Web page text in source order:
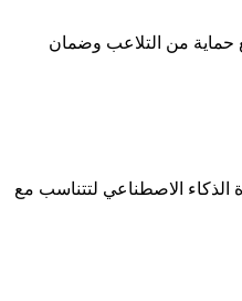
من التلاعب وضمان
الذكاء الاصطناعي لتتناسب مع